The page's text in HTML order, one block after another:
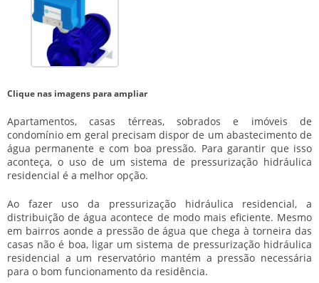
Clique nas imagens para ampliar
Apartamentos, casas térreas, sobrados e imóveis de
condomínio em geral precisam dispor de um abastecimento de
água permanente e com boa pressão. Para garantir que isso
aconteça, o uso de um sistema de pressurização hidráulica
residencial é a melhor opção.
Ao fazer uso da pressurização hidráulica residencial, a
distribuição de água acontece de modo mais eficiente. Mesmo
em bairros aonde a pressão de água que chega à torneira das
casas não é boa, ligar um sistema de pressurização hidráulica
residencial a um reservatório mantém a pressão necessária
para o bom funcionamento da residência.